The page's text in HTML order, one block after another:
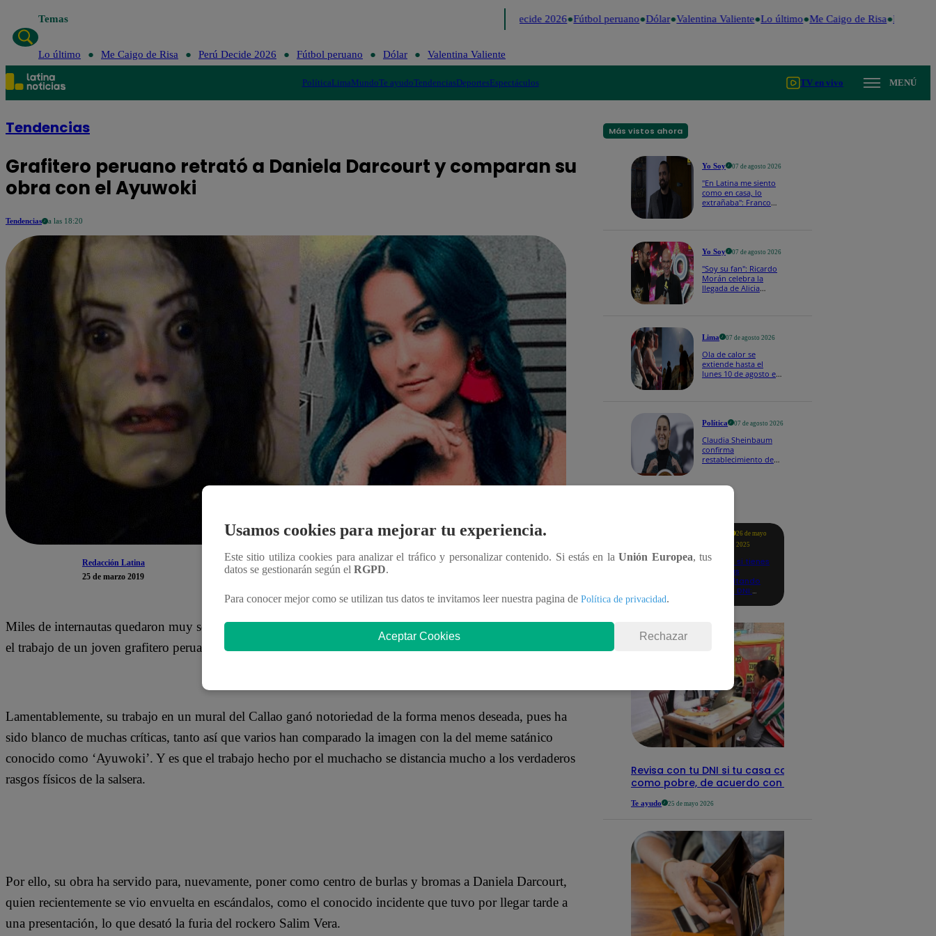
Temas Perú Decide 2026 Fútbol peruano Dólar Valentina Valiente Lo último Me Caigo de Risa Perú
Lo último Me Caigo de Risa Perú Decide 2026 Fútbol peruano Dólar Valentina Valiente
PolíticaLimaMundoTe ayudoTendenciasDeportesEspectáculos TV en vivo MENÚ
Tendencias
Grafitero peruano retrató a Daniela Darcourt y comparan su
obra con el Ayuwoki
Tendencias a las 18:20
Redacción Latina
25 de marzo 2019
Miles de internautas quedaron muy sorprendidos al ver una foto compartida en Facebook en el que se aprecia
el trabajo de un joven grafitero peruano, quien intentó retratar a la cantante Daniela Darcourt.
Lamentablemente, su trabajo en un mural del Callao ganó notoriedad de la forma menos deseada, pues ha
sido blanco de muchas críticas, tanto así que varios han comparado la imagen con la del meme satánico
conocido como ‘Ayuwoki’. Y es que el trabajo hecho por el muchacho se distancia mucho a los verdaderos
rasgos físicos de la salsera.
Por ello, su obra ha servido para, nuevamente, poner como centro de burlas y bromas a Daniela Darcourt,
quien recientemente se vio envuelta en escándalos, como el conocido incidente que tuvo por llegar tarde a
una presentación, lo que desató la furia del rockero Salim Vera.
Más vistos ahora
Yo Soy 07 de agosto 2026
"En Latina me siento
como en casa, lo
extrañaba": Franco
Yo Soy 07 de agosto 2026
"Soy su fan": Ricardo
Morán celebra la
llegada de Alicia
Lima 07 de agosto 2026
Ola de calor se
extiende hasta el
lunes 10 de agosto en
Política 07 de agosto 2026
Claudia Sheinbaum
confirma
restablecimiento de
buena voluntad hacia
26 de mayo
2025
Revisa si tienes
deudas
consultando
con tu DNI:
Revisa con tu DNI si tu casa califica
como pobre, de acuerdo con el Sisfoh
Te ayudo 25 de mayo 2026
Usamos cookies para mejorar tu experiencia.
Este sitio utiliza cookies para analizar el tráfico y personalizar contenido. Si estás en laUnión Europea, tus
datos se gestionarán según el RGPD.
Para conocer mejor como se utilizan tus datos te invitamos leer nuestra pagina de Política de privacidad.
Aceptar Cookies Rechazar